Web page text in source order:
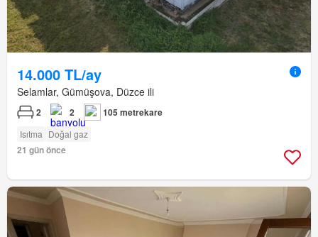
14.000 TL/ay
Selamlar, Gümüşova, Düzce ili
2 2 105 metrekare
Isıtma Doğal gaz
21 gün önce